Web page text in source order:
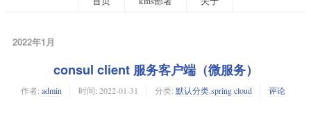
2022年1月
consul client 服务客户端（微服务）
作者: admin 时间: 2022-01-31 分类: 默认分类,spring cloud 评论